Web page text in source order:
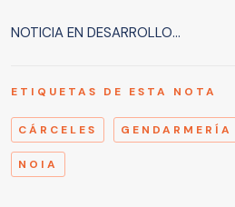
NOTICIA EN DESARROLLO...
ETIQUETAS DE ESTA NOTA
CÁRCELES GENDARMERÍA
NOIA